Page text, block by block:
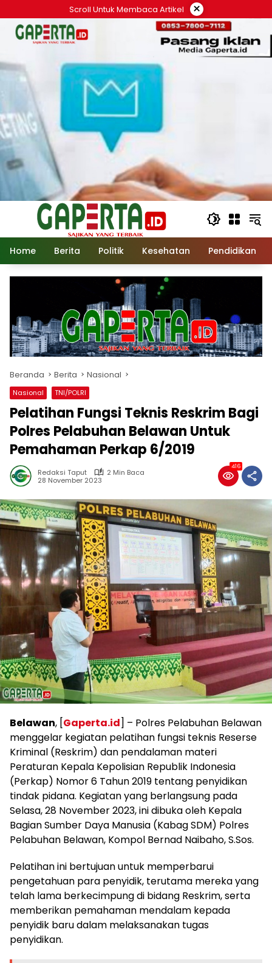
ke
konten
Scroll Untuk Membaca Artikel ×
Home Berita Politik Kesehatan Pendidikan
Beranda Berita Nasional
Nasional TNI/POLRI
Pelatihan Fungsi Teknis Reskrim Bagi
Polres Pelabuhan Belawan Untuk
Pemahaman Perkap 6/2019
Redaksi Taput
2 Min Baca
28 November 2023
416
Belawan, [Gaperta.id] – Polres Pelabuhan Belawan
menggelar kegiatan pelatihan fungsi teknis Reserse
Kriminal (Reskrim) dan pendalaman materi
Peraturan Kepala Kepolisian Republik Indonesia
(Perkap) Nomor 6 Tahun 2019 tentang penyidikan
tindak pidana. Kegiatan yang berlangsung pada
Selasa, 28 November 2023, ini dibuka oleh Kepala
Bagian Sumber Daya Manusia (Kabag SDM) Polres
Pelabuhan Belawan, Kompol Bernad Naibaho, S.Sos.
Pelatihan ini bertujuan untuk memperbarui
pengetahuan para penyidik, terutama mereka yang
telah lama berkecimpung di bidang Reskrim, serta
memberikan pemahaman mendalam kepada
penyidik baru dalam melaksanakan tugas
penyidikan.